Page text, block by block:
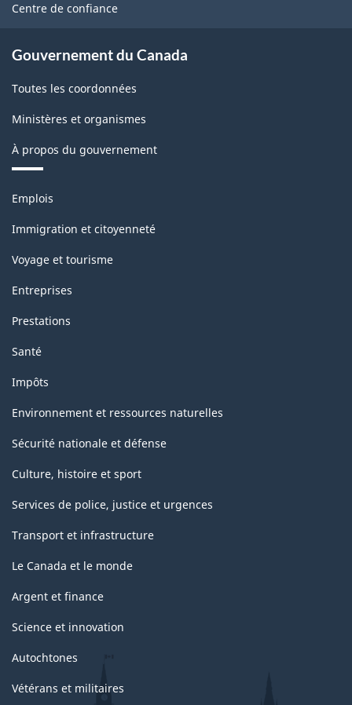
Centre de confiance
Gouvernement du Canada
Toutes les coordonnées
Ministères et organismes
À propos du gouvernement
Thèmes
sujets
Emplois
Immigration et citoyenneté
Voyage et tourisme
Entreprises
Prestations
Santé
Impôts
Environnement et ressources naturelles
Sécurité nationale et défense
Culture, histoire et sport
Services de police, justice et urgences
Transport et infrastructure
Le Canada et le monde
Argent et finance
Science et innovation
Autochtones
Vétérans et militaires